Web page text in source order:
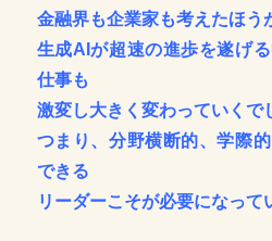
金融界も企業家も考えたほう
生成AIが超速の進歩を遂げ
仕事も
激変し大きく変わっていくで
つまり、分野横断的、学際
できる
リーダーこそが必要になって